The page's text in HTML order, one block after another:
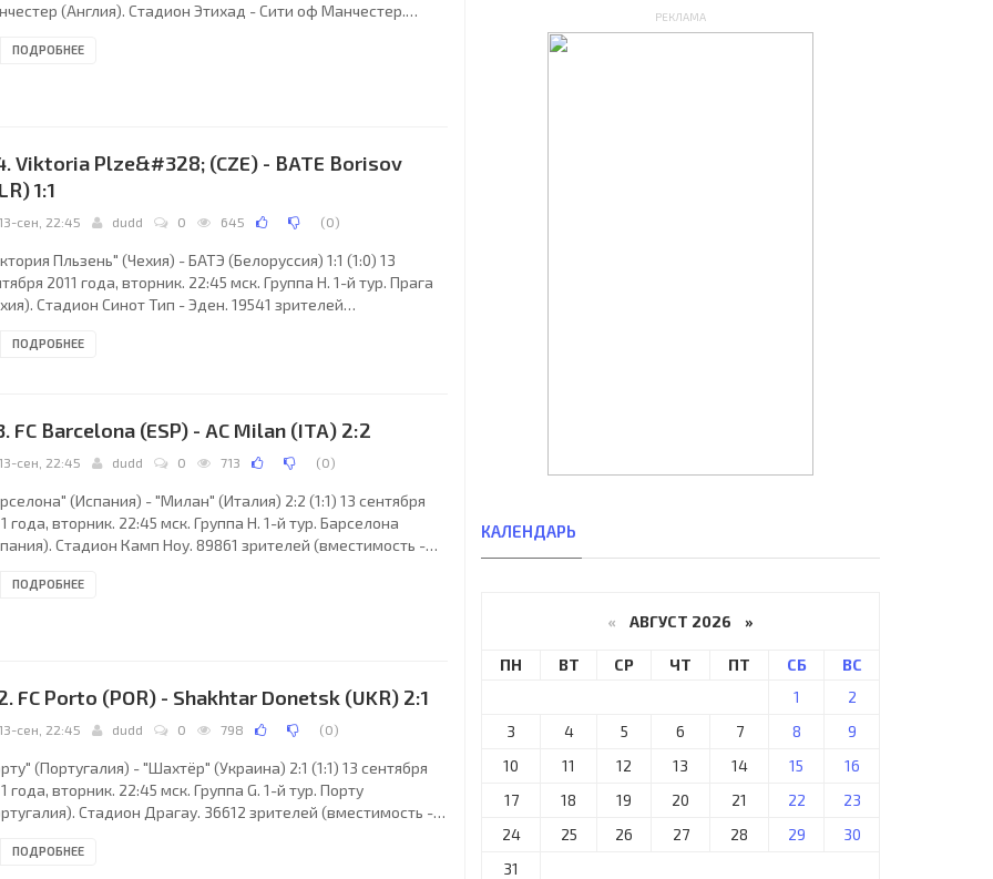
(Англия). Стадион Этихад - Сити оф Манчестер.
(Сигтуна, Швеция). "Манчестер Сити": Джо Харт,
ПОДРОБНЕЕ
Viktoria Plze&#328; (CZE) - BATE Borisov
1:1
13-сен, 22:45 dudd 0 645 (0)
Пльзень" (Чехия) - БАТЭ (Белоруссия) 1:1 (1:0) 13
2011 года, вторник. 22:45 мск. Группа H. 1-й тур. Прага
Стадион Синот Тип - Эден. 19541 зрителей
"Виктория Пльзень": Марек Чех, Давид Лимберски
Марек Бакош. Главный тренер
ПОДРОБНЕЕ
FC Barcelona (ESP) - AC Milan (ITA) 2:2
13-сен, 22:45 dudd 0 713 (0)
(Испания) - "Милан" (Италия) 2:2 (1:1) 13 сентября
года, вторник. 22:45 мск. Группа H. 1-й тур. Барселона
Стадион Камп Ноу. 89861 зрителей (вместимость -
"Барселона": Виктор Вальдес, Дани Алвес, Эрик
ПОДРОБНЕЕ
FC Porto (POR) - Shakhtar Donetsk (UKR) 2:1
13-сен, 22:45 dudd 0 798 (0)
(Португалия) - "Шахтёр" (Украина) 2:1 (1:1) 13 сентября
года, вторник. 22:45 мск. Группа G. 1-й тур. Порту
Стадион Драгау. 36612 зрителей (вместимость -
Элтон, Майкон, Альваро Перейра, Хорхе Фусиле,
ПОДРОБНЕЕ
РЕКЛАМА
КАЛЕНДАРЬ
« АВГУСТ 2026 »
ПН ВТ СР ЧТ ПТ СБ
ВС
1
2
3
4 5 6 7 8
9
10
11 12 13 14 15
16
17
18 19 20 21 22
23
24
25 26 27 28 29
30
31